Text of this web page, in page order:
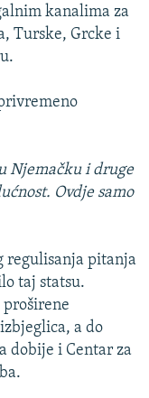
kanalima za
Turske, Grcke i
Njemačku i druge
Ovdje samo
regulisanja pitanja
taj statsu.
a do
dobije i Centar za